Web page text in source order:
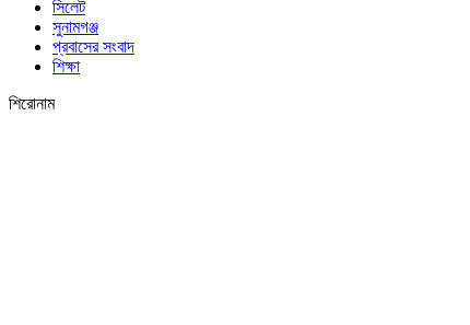
সিলেট
সুনামগঞ্জ
প্রবাসের সংবাদ
শিক্ষা
শিরোনাম